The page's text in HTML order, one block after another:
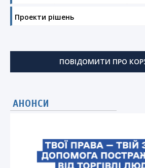
Проекти рішень
ПОВІДОМИТИ ПРО
АНОНСИ